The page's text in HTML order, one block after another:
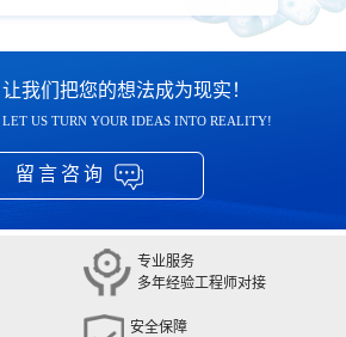
我们把您的想法成为现实！
LET US TURN YOUR IDEAS INTO REALITY!
留言咨询
专业服务
多年经验工程师对接
安全保障